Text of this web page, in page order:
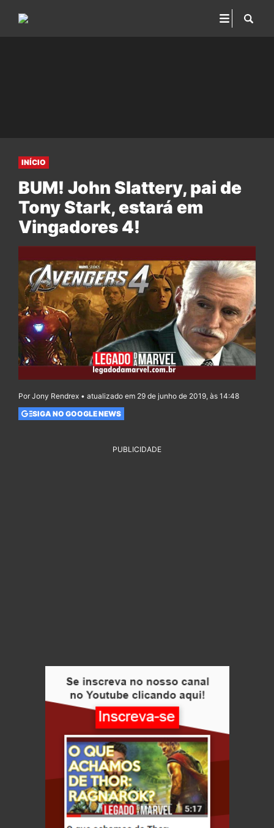
INÍCIO
BUM! John Slattery, pai de
Tony Stark, estará em
Vingadores 4!
Por Jony Rendrex • atualizado em 29 de junho de 2019, às 14:48
SIGA NO GOOGLE NEWS
PUBLICIDADE